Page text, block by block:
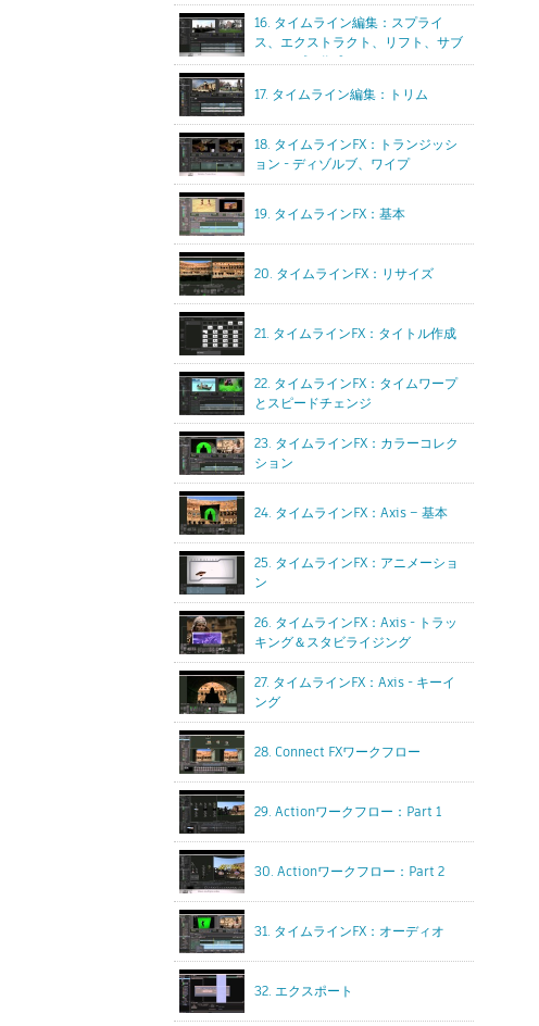
16. タイムライン編集：スプライ
ス、エクストラクト、リフト、サブ
クリップの作成
17. タイムライン編集：トリム
18. タイムラインFX：トランジッシ
ョン - ディゾルブ、ワイプ
19. タイムラインFX：基本
20. タイムラインFX：リサイズ
21. タイムラインFX：タイトル作成
22. タイムラインFX：タイムワープ
とスピードチェンジ
23. タイムラインFX：カラーコレク
ション
24. タイムラインFX：Axis – 基本
25. タイムラインFX：アニメーショ
ン
26. タイムラインFX：Axis - トラッ
キング＆スタビライジング
27. タイムラインFX：Axis - キーイ
ング
28. Connect FXワークフロー
29. Actionワークフロー：Part 1
30. Actionワークフロー：Part 2
31. タイムラインFX：オーディオ
32. エクスポート